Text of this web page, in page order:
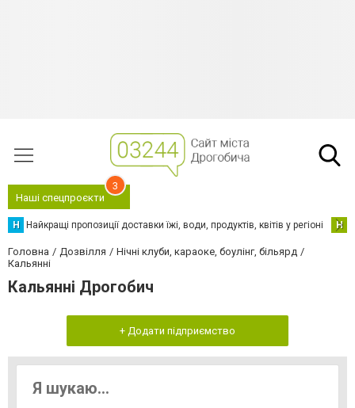
Наші спецпроєкти
3
Н Найкращі пропозиції доставки їжі, води, продуктів, квітів у регіоні Н
Головна Дозвілля
Нічні клуби, караоке, боулінг, більярд
Кальянні
Кальянні Дрогобич
+ Додати підприємство